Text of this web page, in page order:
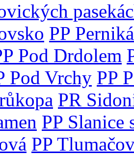
PP
Pod Drdolem
Pod Vrchy PP
PR
PP Slanice
PP